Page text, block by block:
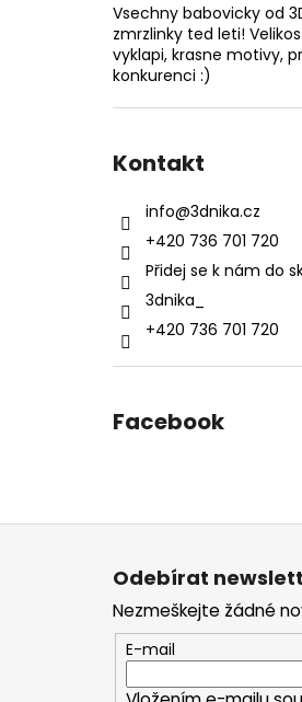
Vsechny babovicky od
zmrzlinky ted leti!
vyklapi, krasne motivy,
konkurenci :)
Kontakt
info@3dnika.cz
+420 736 701 720
Přidej se k nám do
3dnika_
+420 736 701 720
Facebook
Z
Odebírat
Nezmeškejte žádné
E-mail